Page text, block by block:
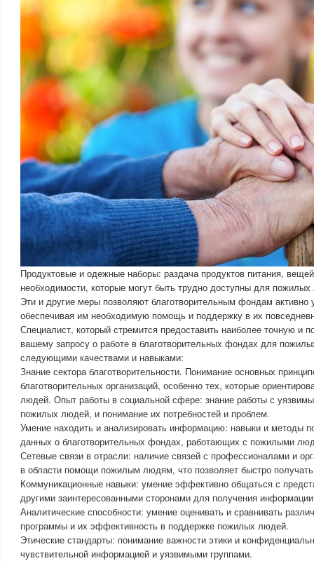
Продуктовые и одежные наборы: раздача продуктов питания,
необходимости, которые могут быть трудно доступны для
Эти и другие меры позволяют благотворительным фондам активно
обеспечивая им необходимую помощь и поддержку в их
Специалист, который стремится предоставить наиболее точную и
вашему запросу о работе в благотворительных фондах для
следующими качествами и навыками:
Знание сектора благотворительности. Понимание основных
благотворительных организаций, особенно тех, которые
людей. Опыт работы в социальной сфере: знание работы с
пожилых людей, и понимание их потребностей и проблем.
Умение находить и анализировать информацию: навыки и методы
данных о благотворительных фондах, работающих с пожилыми
Сетевые связи в отрасли: наличие связей с профессионалами и
в области помощи пожилым людям, что позволяет быстро
Коммуникационные навыки: умение эффективно общаться с
другими заинтересованными сторонами для получения
Аналитические способности: умение оценивать и сравнивать
программы и их эффективность в поддержке пожилых людей.
Этические стандарты: понимание важности этики и
чувствительной информацией и уязвимыми группами.